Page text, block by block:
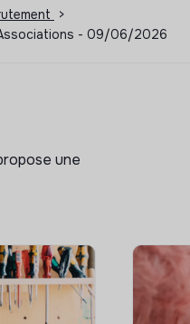
>
Associations - 09/06/2026
une